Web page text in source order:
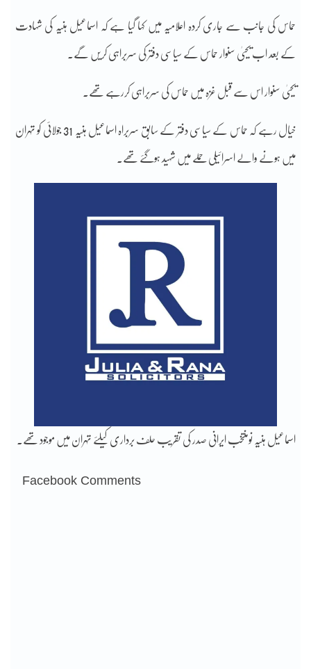
حماس کی جانب سے جاری کردہ اعلامیہ میں کہا گیا ہے کہ اسماعیل ہنیہ کی شہادت
کے بعد اب یحییٰ سنوار حماس کے سیاسی دفتر کی سربراہی کریں گے۔
یحییٰ سنوار اس سے قبل غزہ میں حماس کی سربراہی کررہے تھے۔
خیال رہے کہ حماس کے سیاسی دفتر کے سابق سربراہ اسماعیل ہنیہ 31 جولائی کو تہران
میں ہونے والے اسرائیلی حملے میں شہید ہوگئے تھے۔
اسماعیل ہنیہ نومنتخب ایرانی صدر کی تقریب حلف برداری کیلئے تہران میں موجود تھے۔
Facebook Comments